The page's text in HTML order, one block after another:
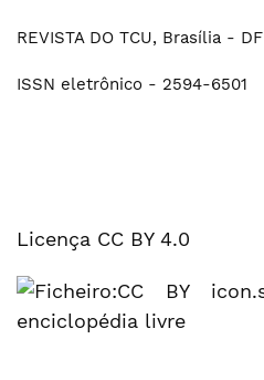
REVISTA DO TCU, Brasília - DF
ISSN eletrônico - 2594-6501
Licença CC BY 4.0